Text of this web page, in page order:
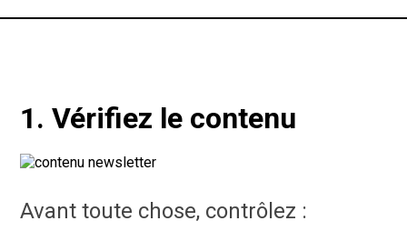
1. Vérifiez le contenu
Avant toute chose, contrôlez :